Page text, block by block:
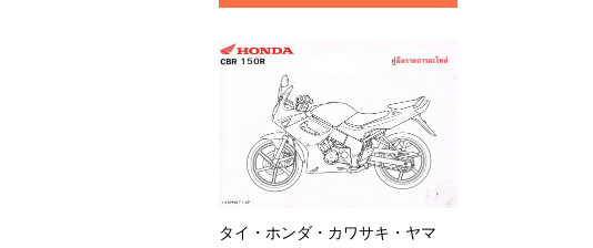
タイ・ホンダ・カワサキ・ヤマ